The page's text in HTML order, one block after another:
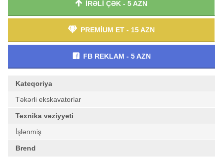
İRƏLİ ÇƏK - 5 AZN
PREMİUM ET - 15 AZN
FB REKLAM - 5 AZN
Kateqoriya
Təkərli ekskavatorlar
Texnika vəziyyəti
İşlənmiş
Brend